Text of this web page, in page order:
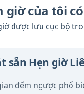
giờ của tôi
được lưu cục bộ
sẵn Hẹn giờ
đếm ngược phổ